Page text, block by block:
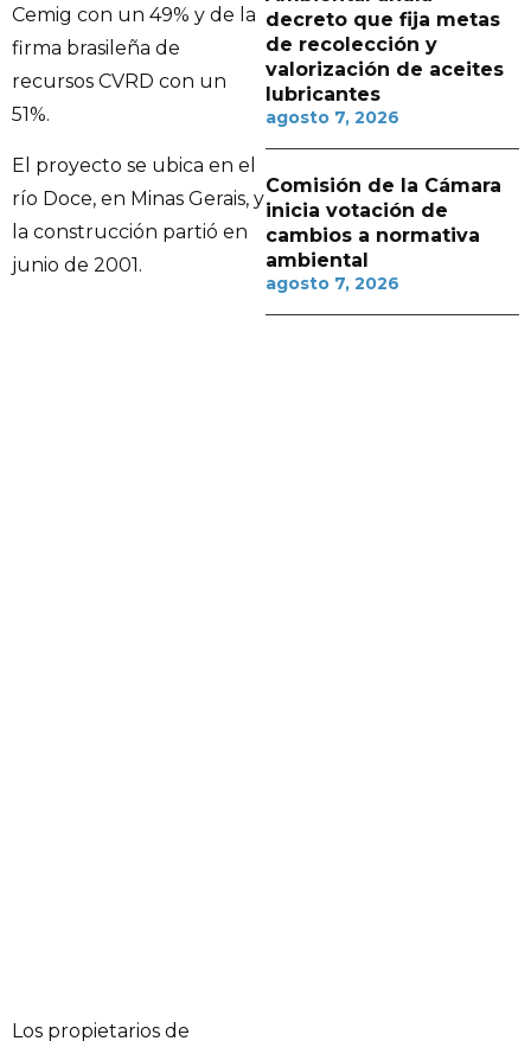
Cemig con un 49% y de la
firma brasileña de
recursos CVRD con un
51%.
El proyecto se ubica en el
río Doce, en Minas Gerais, y
la construcción partió en
junio de 2001.
Los propietarios de
decreto que fija metas
de recolección y
valorización de aceites
lubricantes
agosto 7, 2026
Comisión de la Cámara
inicia votación de
cambios a normativa
ambiental
agosto 7, 2026